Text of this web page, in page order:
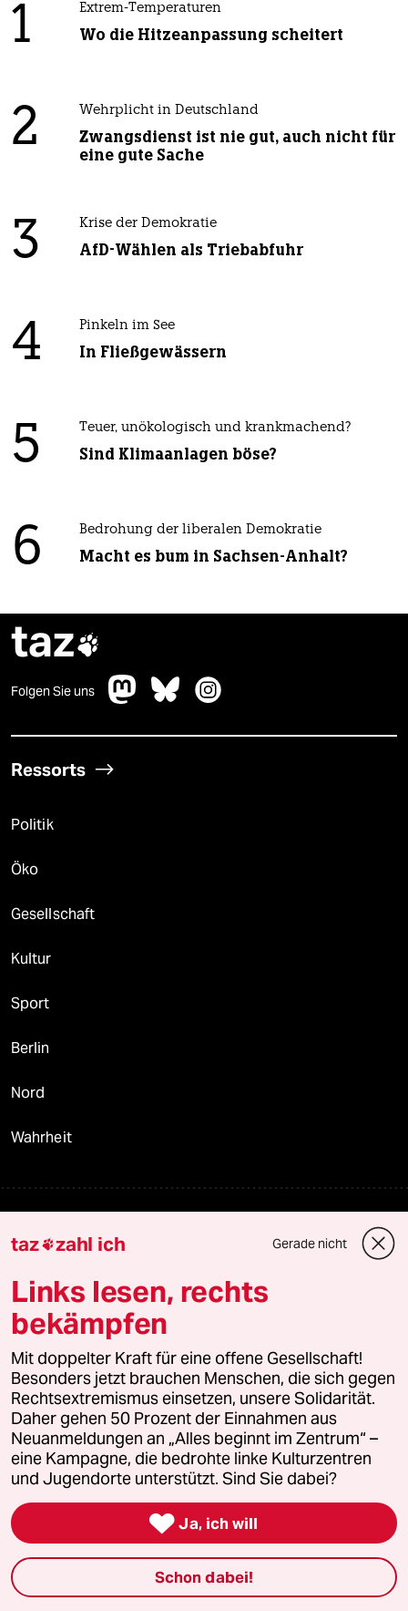
1 Extrem-Temperaturen
Wo die Hitzeanpassung scheitert
2 Wehrplicht in Deutschland
Zwangsdienst ist nie gut, auch nicht für
eine gute Sache
3 Krise der Demokratie
AfD-Wählen als Triebabfuhr
4 Pinkeln im See
In Fließgewässern
5 Teuer, unökologisch und krankmachend?
Sind Klimaanlagen böse?
6 Bedrohung der liberalen Demokratie
Macht es bum in Sachsen-Anhalt?
taz
Folgen Sie uns
Ressorts
Politik
Öko
Gesellschaft
Kultur
Sport
Berlin
Nord
Wahrheit
Landtagswahl in Sachsen-Anhalt
Hitze
Christopher Street Day
Ceuta
Verlag
Aktuelles
taz zahl ich Gerade nicht
Links lesen, rechts
bekämpfen
Mit doppelter Kraft für eine offene Gesellschaft!
Besonders jetzt brauchen Menschen, die sich gegen
Rechtsextremismus einsetzen, unsere Solidarität.
Daher gehen 50 Prozent der Einnahmen aus
Neuanmeldungen an „Alles beginnt im Zentrum“ –
eine Kampagne, die bedrohte linke Kulturzentren
und Jugendorte unterstützt. Sind Sie dabei?
 Ja, ich will
Schon dabei!